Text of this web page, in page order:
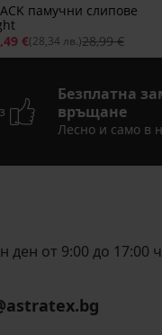
памучни слипове
€(28,34 лв.)28,99 €
Безплатна
връщане
Лесно и само в
ден от 9:00 до 17:00 ч